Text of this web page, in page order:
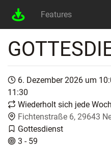
Features
6. Dezember 2026 um
11:30
Wiederholt sich jede
Fichtenstraße 6, 29643
Gottesdienst
3 - 59